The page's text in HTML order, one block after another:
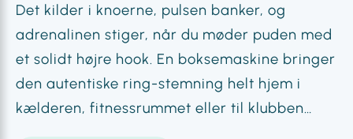
Det kilder i knoerne, pulsen banker, og
adrenalinen stiger, når du møder puden med
et solidt højre hook. En boksemaskine bringer
den autentiske ring-stemning helt hjem i
kælderen, fitnessrummet eller til klubben…